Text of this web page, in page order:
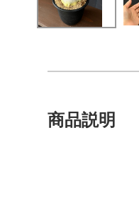
商品説明